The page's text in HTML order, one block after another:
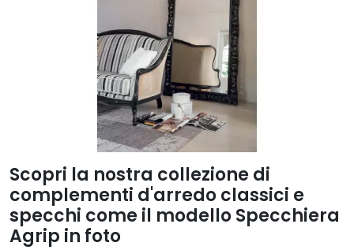
Scopri la nostra collezione di
complementi d'arredo classici e
specchi come il modello Specchiera
Agrip in foto